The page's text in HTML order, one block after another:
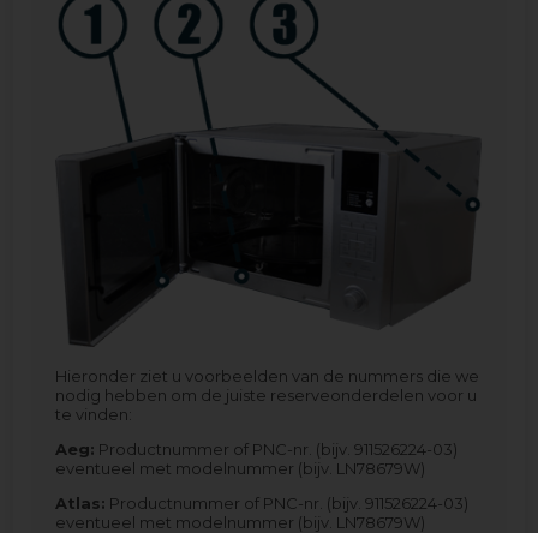
Hieronder ziet u voorbeelden van de nummers die we
nodig hebben om de juiste reserveonderdelen voor u
te vinden:
Aeg: Productnummer of PNC-nr. (bijv. 911526224-03)
eventueel met modelnummer (bijv. LN78679W)
Atlas: Productnummer of PNC-nr. (bijv. 911526224-03)
eventueel met modelnummer (bijv. LN78679W)